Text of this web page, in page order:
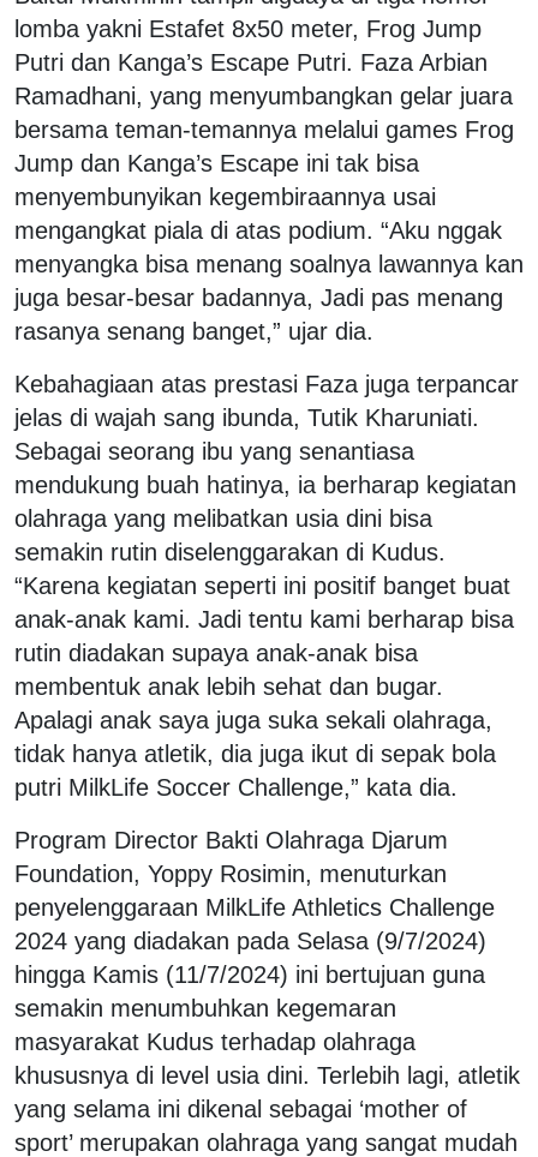
lomba yakni Estafet 8x50 meter, Frog Jump
Putri dan Kanga’s Escape Putri. Faza Arbian
Ramadhani, yang menyumbangkan gelar juara
bersama teman-temannya melalui games Frog
Jump dan Kanga’s Escape ini tak bisa
menyembunyikan kegembiraannya usai
mengangkat piala di atas podium. “Aku nggak
menyangka bisa menang soalnya lawannya kan
juga besar-besar badannya, Jadi pas menang
rasanya senang banget,” ujar dia.
Kebahagiaan atas prestasi Faza juga terpancar
jelas di wajah sang ibunda, Tutik Kharuniati.
Sebagai seorang ibu yang senantiasa
mendukung buah hatinya, ia berharap kegiatan
olahraga yang melibatkan usia dini bisa
semakin rutin diselenggarakan di Kudus.
“Karena kegiatan seperti ini positif banget buat
anak-anak kami. Jadi tentu kami berharap bisa
rutin diadakan supaya anak-anak bisa
membentuk anak lebih sehat dan bugar.
Apalagi anak saya juga suka sekali olahraga,
tidak hanya atletik, dia juga ikut di sepak bola
putri MilkLife Soccer Challenge,” kata dia.
Program Director Bakti Olahraga Djarum
Foundation, Yoppy Rosimin, menuturkan
penyelenggaraan MilkLife Athletics Challenge
2024 yang diadakan pada Selasa (9/7/2024)
hingga Kamis (11/7/2024) ini bertujuan guna
semakin menumbuhkan kegemaran
masyarakat Kudus terhadap olahraga
khususnya di level usia dini. Terlebih lagi, atletik
yang selama ini dikenal sebagai ‘mother of
sport’ merupakan olahraga yang sangat mudah